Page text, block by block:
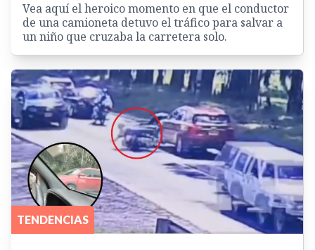
Vea aquí el heroico momento en que el conductor
de una camioneta detuvo el tráfico para salvar a
un niño que cruzaba la carretera solo.
TENDENCIAS